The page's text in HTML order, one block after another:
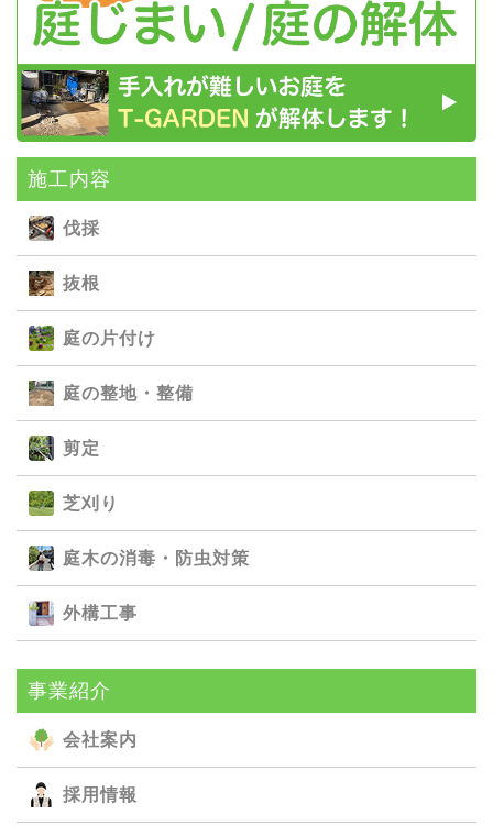
施⼯内容
伐採
抜根
庭の⽚付け
庭の整地・整備
剪定
芝刈り
庭⽊の消毒・防⾍対策
外構⼯事
事業紹介
会社案内
採用情報